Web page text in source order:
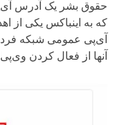
که به اینباکس یکی از
آی‌پی عمومی شبکه فرد
آنها از فعال کردن